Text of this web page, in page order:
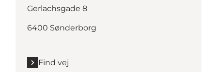
Gerlachsgade 8
6400 Sønderborg
Find vej